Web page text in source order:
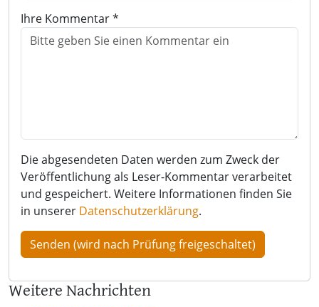
Ihre Kommentar *
Die abgesendeten Daten werden zum Zweck der
Veröffentlichung als Leser-Kommentar verarbeitet
und gespeichert. Weitere Informationen finden Sie
in unserer Datenschutzerklärung.
Weitere Nachrichten